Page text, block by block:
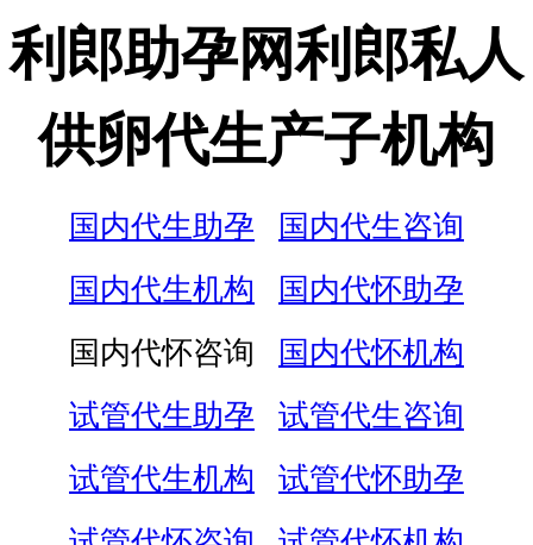
利郎助孕网利郎私人
供卵代生产子机构
国内代生助孕
国内代生咨询
国内代生机构
国内代怀助孕
国内代怀咨询
国内代怀机构
试管代生助孕
试管代生咨询
试管代生机构
试管代怀助孕